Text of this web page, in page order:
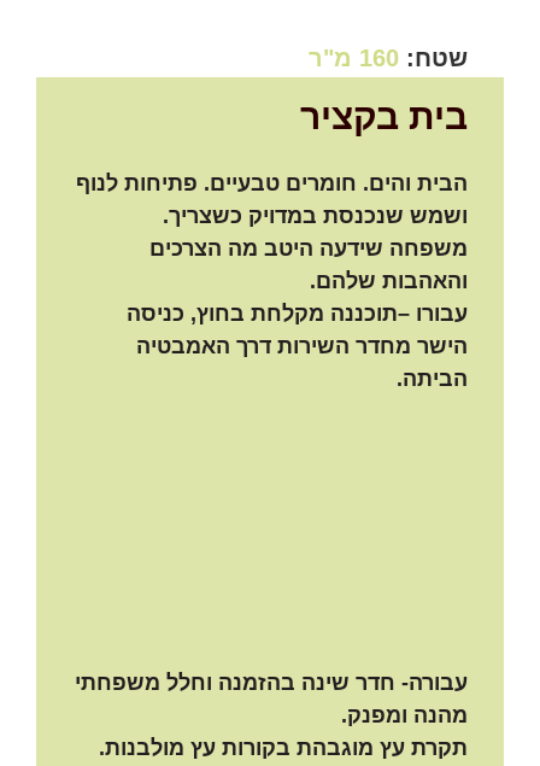
שטח: 160 מ"ר
בית בקציר
הבית והים. חומרים טבעיים. פתיחות לנוף
ושמש שנכנסת במדויק כשצריך.
משפחה שידעה היטב מה הצרכים
והאהבות שלהם.
עבורו –תוכננה מקלחת בחוץ, כניסה
הישר מחדר השירות דרך האמבטיה
הביתה.
עבורה- חדר שינה בהזמנה וחלל משפחתי
מהנה ומפנק.
תקרת עץ מוגבהת בקורות עץ מולבנות.